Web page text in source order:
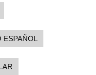
ESPAÑOL